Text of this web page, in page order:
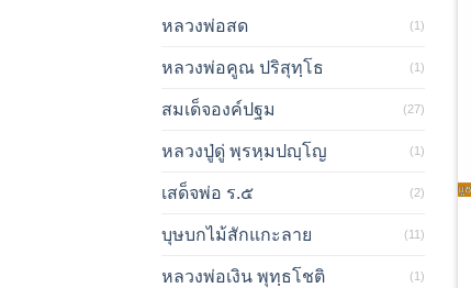
หลวงพ่อสด (1)
หลวงพ่อคูณ ปริสุทฺโธ (1)
สมเด็จองค์ปฐม (27)
หลวงปู่ดู่ พฺรหฺมปญฺโญ (1)
เสด็จพ่อ ร.๕ (2)
บุษบกไม้สักแกะลาย (11)
หลวงพ่อเงิน พุทฺธโชติ (1)